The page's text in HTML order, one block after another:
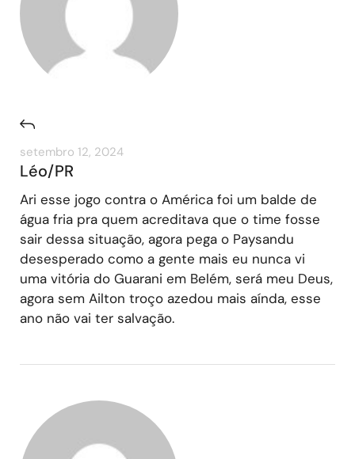
setembro 12, 2024
Léo/PR
Ari esse jogo contra o América foi um balde de
água fria pra quem acreditava que o time fosse
sair dessa situação, agora pega o Paysandu
desesperado como a gente mais eu nunca vi
uma vitória do Guarani em Belém, será meu Deus,
agora sem Ailton troço azedou mais aínda, esse
ano não vai ter salvação.